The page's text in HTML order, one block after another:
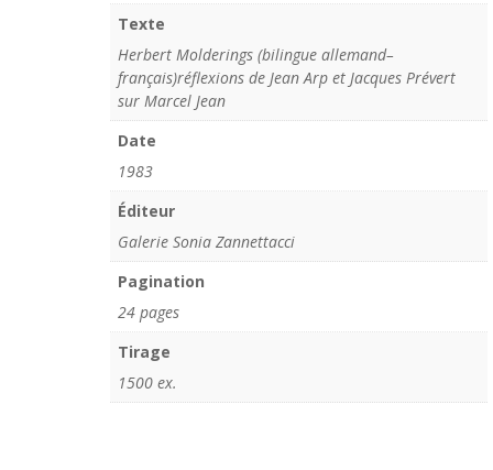
Texte
Herbert Molderings (bilingue allemand–
français)réflexions de Jean Arp et Jacques Prévert
sur Marcel Jean
Date
1983
Éditeur
Galerie Sonia Zannettacci
Pagination
24 pages
Tirage
1500 ex.